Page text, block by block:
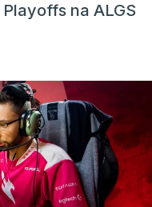
na ALGS